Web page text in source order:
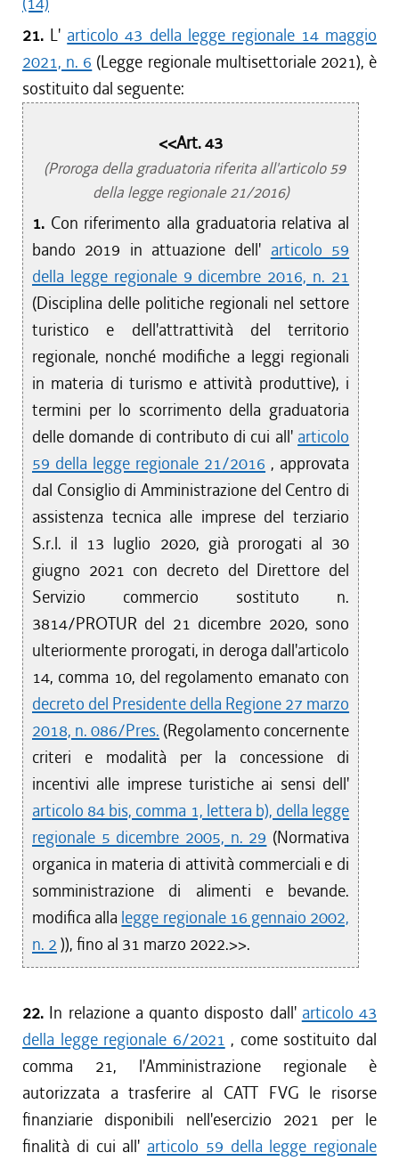
21. L' articolo 43 della legge regionale 14 maggio
2021, n. 6 (Legge regionale multisettoriale 2021), è
sostituito dal seguente:
<<Art. 43
(Proroga della graduatoria riferita all'articolo 59
della legge regionale 21/2016)
1. Con riferimento alla graduatoria relativa al
bando 2019 in attuazione dell' articolo 59
della legge regionale 9 dicembre 2016, n. 21
(Disciplina delle politiche regionali nel settore
turistico e dell'attrattività del territorio
regionale, nonché modifiche a leggi regionali
in materia di turismo e attività produttive), i
termini per lo scorrimento della graduatoria
delle domande di contributo di cui all' articolo
59 della legge regionale 21/2016 , approvata
dal Consiglio di Amministrazione del Centro di
assistenza tecnica alle imprese del terziario
S.r.l. il 13 luglio 2020, già prorogati al 30
giugno 2021 con decreto del Direttore del
Servizio commercio sostituto n.
3814/PROTUR del 21 dicembre 2020, sono
ulteriormente prorogati, in deroga dall'articolo
14, comma 10, del regolamento emanato con
decreto del Presidente della Regione 27 marzo
2018, n. 086/Pres. (Regolamento concernente
criteri e modalità per la concessione di
incentivi alle imprese turistiche ai sensi dell'
articolo 84 bis, comma 1, lettera b), della legge
regionale 5 dicembre 2005, n. 29 (Normativa
organica in materia di attività commerciali e di
somministrazione di alimenti e bevande.
modifica alla legge regionale 16 gennaio 2002,
n. 2 )), fino al 31 marzo 2022.>>.
22. In relazione a quanto disposto dall' articolo 43
della legge regionale 6/2021 , come sostituito dal
comma 21, l'Amministrazione regionale è
autorizzata a trasferire al CATT FVG le risorse
finanziarie disponibili nell'esercizio 2021 per le
finalità di cui all' articolo 59 della legge regionale